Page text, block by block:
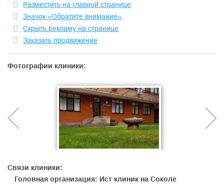
Разместить на главной странице
Значок «Обратите внимание»
Скрыть рекламу на странице
Заказать продвижение
Фотографии клиники:
Связи клиники:
Головная организация: Ист клиник на Соколе